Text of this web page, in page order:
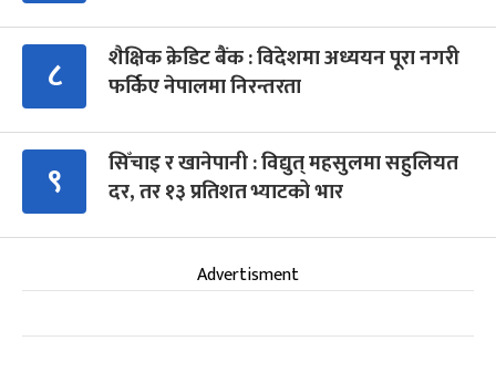
८
शैक्षिक क्रेडिट बैंक : विदेशमा अध्ययन पूरा नगरी
फर्किए नेपालमा निरन्तरता
९
सिँचाइ र खानेपानी : विद्युत् महसुलमा सहुलियत
दर, तर १३ प्रतिशत भ्याटको भार
Advertisment